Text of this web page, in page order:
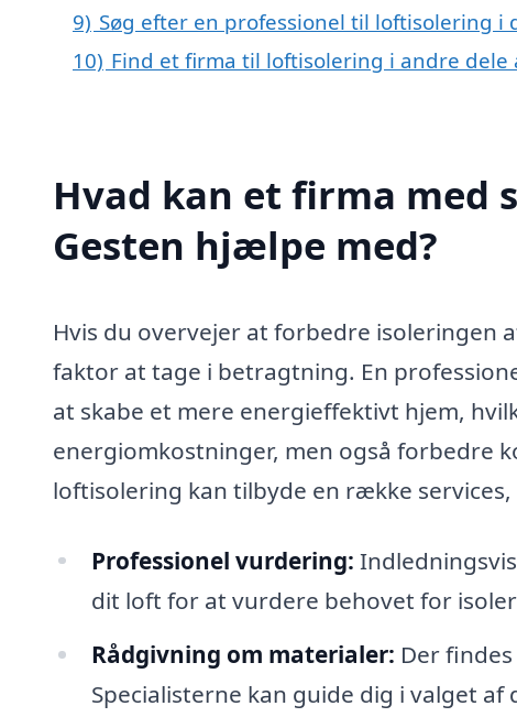
9) Søg efter en professionel til loftisolering
10) Find et firma til loftisolering i andre dele
Hvad kan et firma med
Gesten hjælpe med?
Hvis du overvejer at forbedre isoleringen
faktor at tage i betragtning. En
at skabe et mere energieffektivt hjem,
energiomkostninger, men også forbedre
loftisolering kan tilbyde en række
Professionel vurdering:
dit loft for at vurdere behovet for
Rådgivning om materialer: Der
Specialisterne kan guide dig i valget